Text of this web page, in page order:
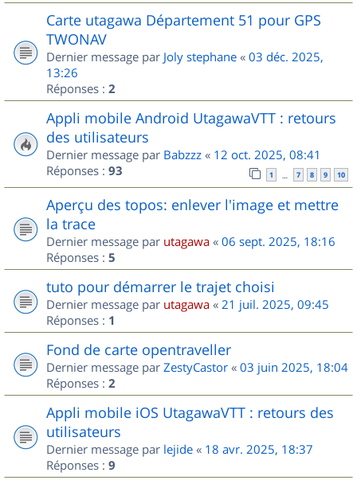
Carte utagawa Département 51 pour GPS
TWONAV
Dernier message par Joly stephane « 03 déc. 2025,
13:26
Réponses : 2
Appli mobile Android UtagawaVTT : retours
des utilisateurs
Dernier message par Babzzz « 12 oct. 2025, 08:41
Réponses : 93 1 … 7 8 9 10
Aperçu des topos: enlever l'image et mettre
la trace
Dernier message par utagawa « 06 sept. 2025, 18:16
Réponses : 5
tuto pour démarrer le trajet choisi
Dernier message par utagawa « 21 juil. 2025, 09:45
Réponses : 1
Fond de carte opentraveller
Dernier message par ZestyCastor « 03 juin 2025, 18:04
Réponses : 2
Appli mobile iOS UtagawaVTT : retours des
utilisateurs
Dernier message par lejide « 18 avr. 2025, 18:37
Réponses : 9